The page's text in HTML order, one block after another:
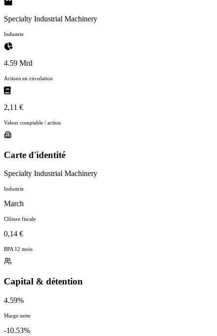
Specialty Industrial Machinery
Industrie
4.59 Mrd
Actions en circulation
2,11 €
Valeur comptable / action
Carte d'identité
Specialty Industrial Machinery
Industrie
March
Clôture fiscale
0,14 €
BPA 12 mois
Capital & détention
4.59%
Marge nette
-10.53%